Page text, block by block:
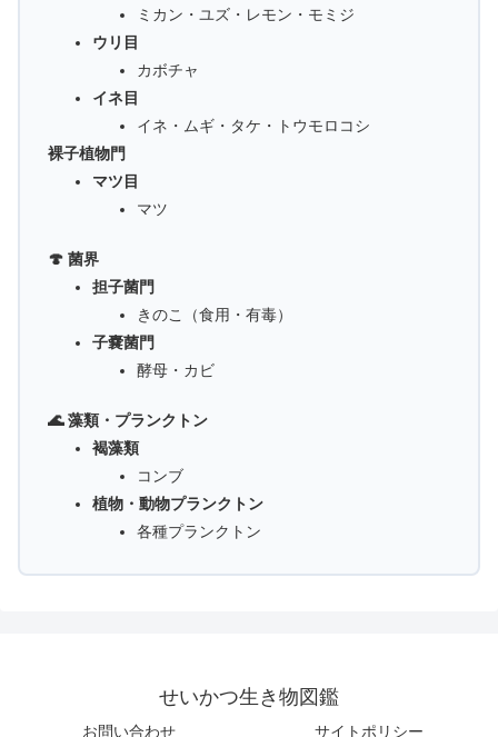
ミカン・ユズ・レモン・モミジ
ウリ目
カボチャ
イネ目
イネ・ムギ・タケ・トウモロコシ
裸子植物門
マツ目
マツ
🍄 菌界
担子菌門
きのこ（食用・有毒）
子嚢菌門
酵母・カビ
🌊 藻類・プランクトン
褐藻類
コンブ
植物・動物プランクトン
各種プランクトン
せいかつ生き物図鑑
お問い合わせ サイトポリシー